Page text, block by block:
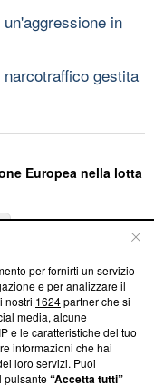
in
gestita
Europea nella lotta
su Blasting
ci impegniamo a
aderenza a
News non è
di farne
una verifica di
per fornirti un servizio
e per analizzare il
nostri 1624partner che si
media, alcune
e le caratteristiche del tuo
informazioni che hai
loro servizi. Puoi
pulsante“Accetta tutti”